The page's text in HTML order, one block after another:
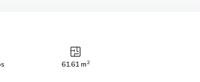
61.61 m2